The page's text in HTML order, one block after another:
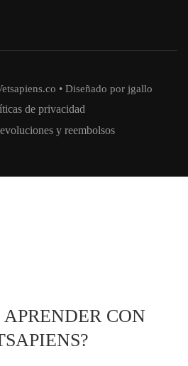
• Diseñado por jgallo
de privacidad
y reembolsos
APRENDER CON